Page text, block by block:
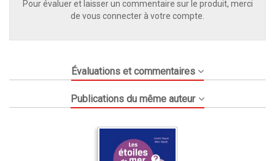
Pour évaluer et laisser un commentaire sur le produit, merci
de vous connecter à votre compte.
Évaluations et commentaires
Publications du même auteur